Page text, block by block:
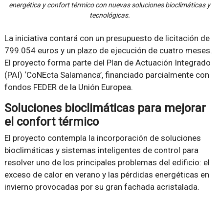
energética y confort térmico con nuevas soluciones bioclimáticas y
tecnológicas.
La iniciativa contará con un presupuesto de licitación de
799.054 euros y un plazo de ejecución de cuatro meses.
El proyecto forma parte del Plan de Actuación Integrado
(PAI) ‘CoNEcta Salamanca’, financiado parcialmente con
fondos FEDER de la Unión Europea.
Soluciones bioclimáticas para mejorar
el confort térmico
El proyecto contempla la incorporación de soluciones
bioclimáticas y sistemas inteligentes de control para
resolver uno de los principales problemas del edificio: el
exceso de calor en verano y las pérdidas energéticas en
invierno provocadas por su gran fachada acristalada.